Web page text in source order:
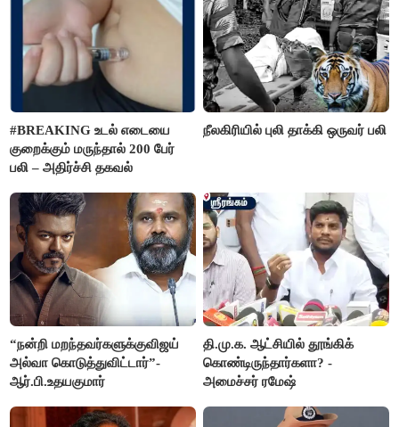
#BREAKING உடல் எடையை
குறைக்கும் மருந்தால் 200 பேர்
பலி – அதிர்ச்சி தகவல்
நீலகிரியில் புலி தாக்கி ஒருவர் பலி
“நன்றி மறந்தவர்களுக்குவிஜய்
அல்வா கொடுத்துவிட்டார்”-
ஆர்.பி.உதயகுமார்
தி.மு.க. ஆட்சியில் தூங்கிக்
கொண்டிருந்தார்களா? -
அமைச்சர் ரமேஷ்